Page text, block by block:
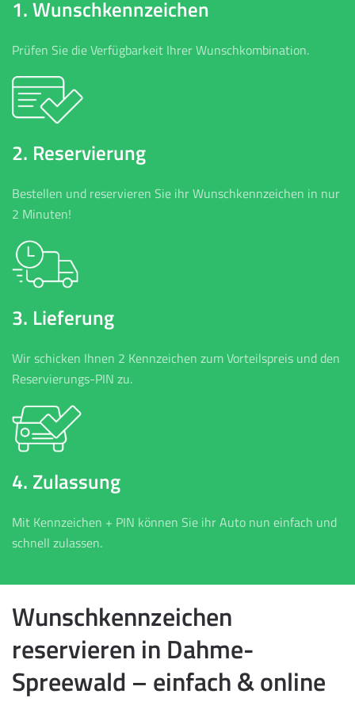
1. Wunschkennzeichen
Prüfen Sie die Verfügbarkeit Ihrer Wunschkombination.
2. Reservierung
Bestellen und reservieren Sie ihr Wunschkennzeichen in nur
2 Minuten!
3. Lieferung
Wir schicken Ihnen 2 Kennzeichen zum Vorteilspreis und den
Reservierungs-PIN zu.
4. Zulassung
Mit Kennzeichen + PIN können Sie ihr Auto nun einfach und
schnell zulassen.
Wunschkennzeichen
reservieren in Dahme-
Spreewald – einfach & online